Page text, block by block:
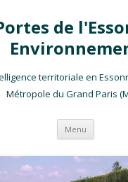
de
territoriale en
Métropole du Grand Paris
Menu Aller